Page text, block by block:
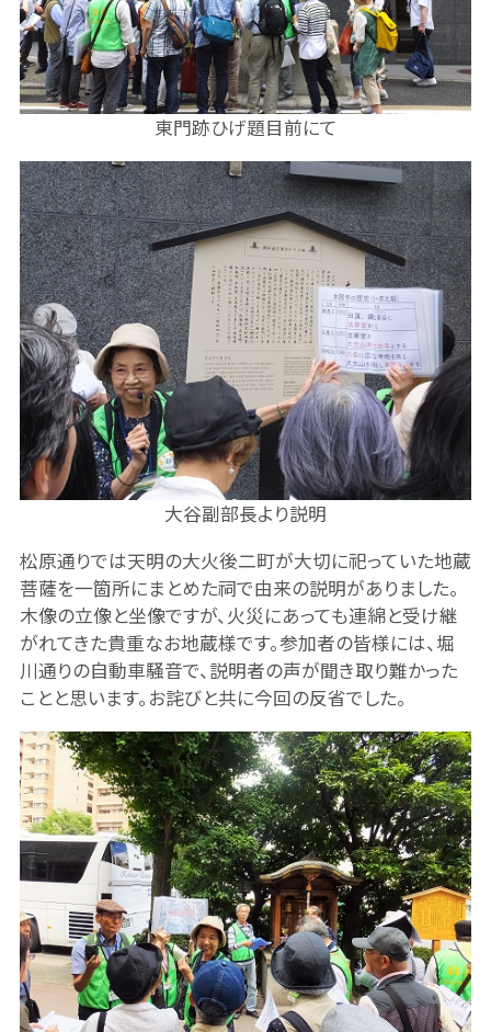
東門跡ひげ題目前にて
大谷副部長より説明
松原通りでは天明の大火後二町が大切に祀っていた地蔵
菩薩を一箇所にまとめた祠で由来の説明がありました。
木像の立像と坐像ですが、火災にあっても連綿と受け継
がれてきた貴重なお地蔵様です。参加者の皆様には、堀
川通りの自動車騒音で、説明者の声が聞き取り難かった
ことと思います。お詫びと共に今回の反省でした。